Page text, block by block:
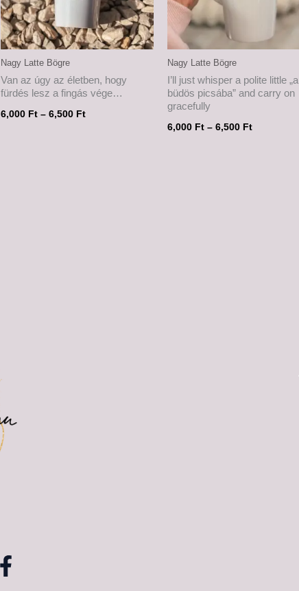
Nagy Latte Bögre
Van az úgy az életben, hogy
fürdés lesz a fingás vége…
6,000 Ft – 6,500 Ft
Nagy Latte Bögre
I’ll just whisper a polite little
büdös picsába” and carry on
gracefully
6,000 Ft – 6,500 Ft